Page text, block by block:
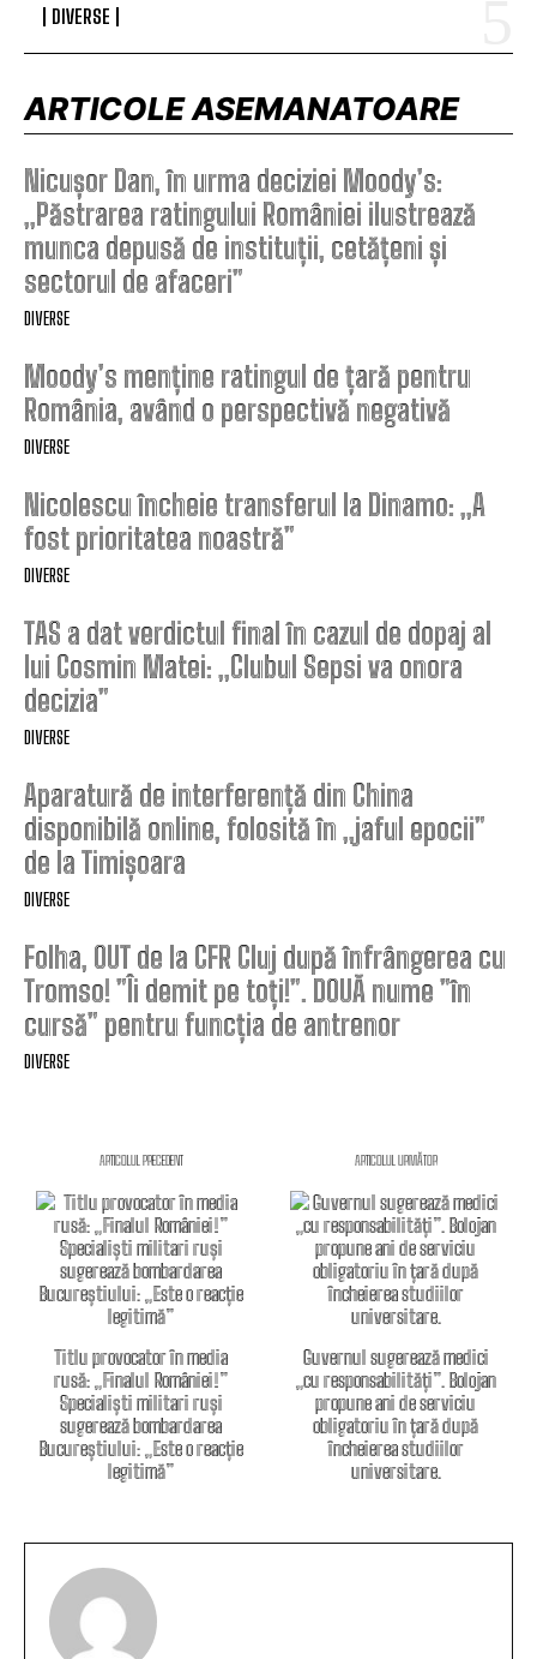
DIVERSE
ARTICOLE ASEMANATOARE
Nicușor Dan, în urma deciziei Moody’s:
„Păstrarea ratingului României ilustrează
munca depusă de instituții, cetățeni și
sectorul de afaceri”
DIVERSE
Moody’s menține ratingul de țară pentru
România, având o perspectivă negativă
DIVERSE
Nicolescu încheie transferul la Dinamo: „A
fost prioritatea noastră”
DIVERSE
TAS a dat verdictul final în cazul de dopaj al
lui Cosmin Matei: „Clubul Sepsi va onora
decizia”
DIVERSE
Aparatură de interferență din China
disponibilă online, folosită în „jaful epocii”
de la Timișoara
DIVERSE
Folha, OUT de la CFR Cluj după înfrângerea cu
Tromso! ”Îi demit pe toți!”. DOUĂ nume ”în
cursă” pentru funcția de antrenor
DIVERSE
ARTICOLUL PRECEDENT
Titlu provocator în media
rusă: „Finalul României!”
Specialiști militari ruși
sugerează bombardarea
Bucureștiului: „Este o reacție
legitimă”
ARTICOLUL URMĂTOR
Guvernul sugerează medici
„cu responsabilități”. Bolojan
propune ani de serviciu
obligatoriu în țară după
încheierea studiilor
universitare.